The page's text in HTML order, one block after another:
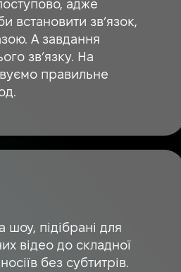
адже
встановити зв’язок,
А завдання
зв’язку. На
правильне
шоу, підібрані для
відео до складної
без субтитрів.